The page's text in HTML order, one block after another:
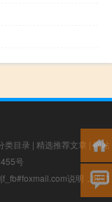
类目录 | 精选推荐文章 |网站
号
说明，我们